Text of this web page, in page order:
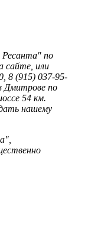
по
сайте, или
8 (915) 037-95-
Дмитрове по
54 км.
нашему